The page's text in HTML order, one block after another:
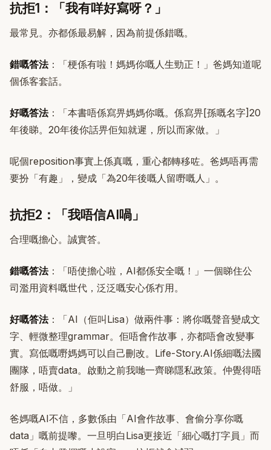
抗拒1：「我有咩好寫呀？」
最常見。亦都係最易解，因為前提係錯嘅。
錯嘅答法：「梗係有啦！媽媽你嘅人生勁正！」爸媽知道呢
個係客套話。
好嘅答法：「本書唔係寫畀媽媽你嘅。係寫畀[孫嘅名字]20
年後睇。20年後你話畀佢知就遲，所以而家做。」
呢個reposition事實上係真嘅，重心都轉移咗。爸媽唔再需
要扮「有趣」，變成「為20年後嘅人留嘢嘅人」。
抗拒2：「我唔信AI喎」
合理嘅擔心。誠實答。
錯嘅答法：「唔使擔心啦，AI都係安全嘅！」一個睇住公
司濫用資料嘅世代，泛泛嘅安心係冇用。
好嘅答法：「AI（佢叫Lisa）做兩件事：將你嘅聲音變成文
字、輕微整理grammar。佢唔會作故事，亦都唔會改變事
實。寫低嘅嘢媽媽可以自己刪改。Life-Story.AI係細嘅法國
團隊，唔賣data。啟動之前我哋一齊睇隱私政策。仲覺得唔
舒服，唔做。」
爸媽嘅AI不信，多數係由「AI會作故事、會偷分享你嘅
data」嘅前提嚟。一旦明白Lisa更接近「細心嘅打字員」而